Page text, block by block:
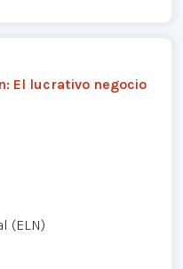
El lucrativo negocio
(ELN)